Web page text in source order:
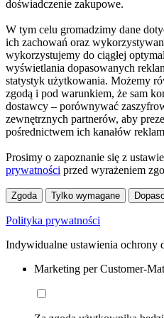
doświadczenie zakupowe.
W tym celu gromadzimy dane
ich zachowań oraz
wykorzystujemy do ciągłej
wyświetlania dopasowanych
statystyk użytkowania. Możemy
zgodą i pod warunkiem, że sam
dostawcy – porównywać
zewnętrznych partnerów, aby
pośrednictwem ich kanałów
Prosimy o zapoznanie się z
prywatności przed wyrażeniem
Zgoda Tylko wymagane
Polityka prywatności
Indywidualne ustawienia ochrony
Marketing per Customer-